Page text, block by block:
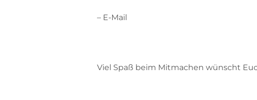
– E-Mail
Viel Spaß beim Mitmachen wünscht